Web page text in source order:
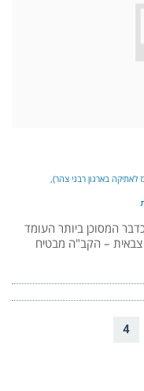
לאתיקה בארגון רבני צהר)
המסוכן ביותר העומד
– הקב"ה מבטיח
4